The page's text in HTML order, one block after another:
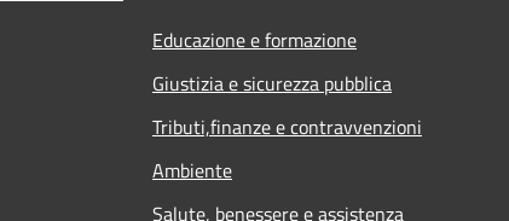
Educazione e formazione
Giustizia e sicurezza pubblica
Tributi,finanze e contravvenzioni
Ambiente
Salute, benessere e assistenza